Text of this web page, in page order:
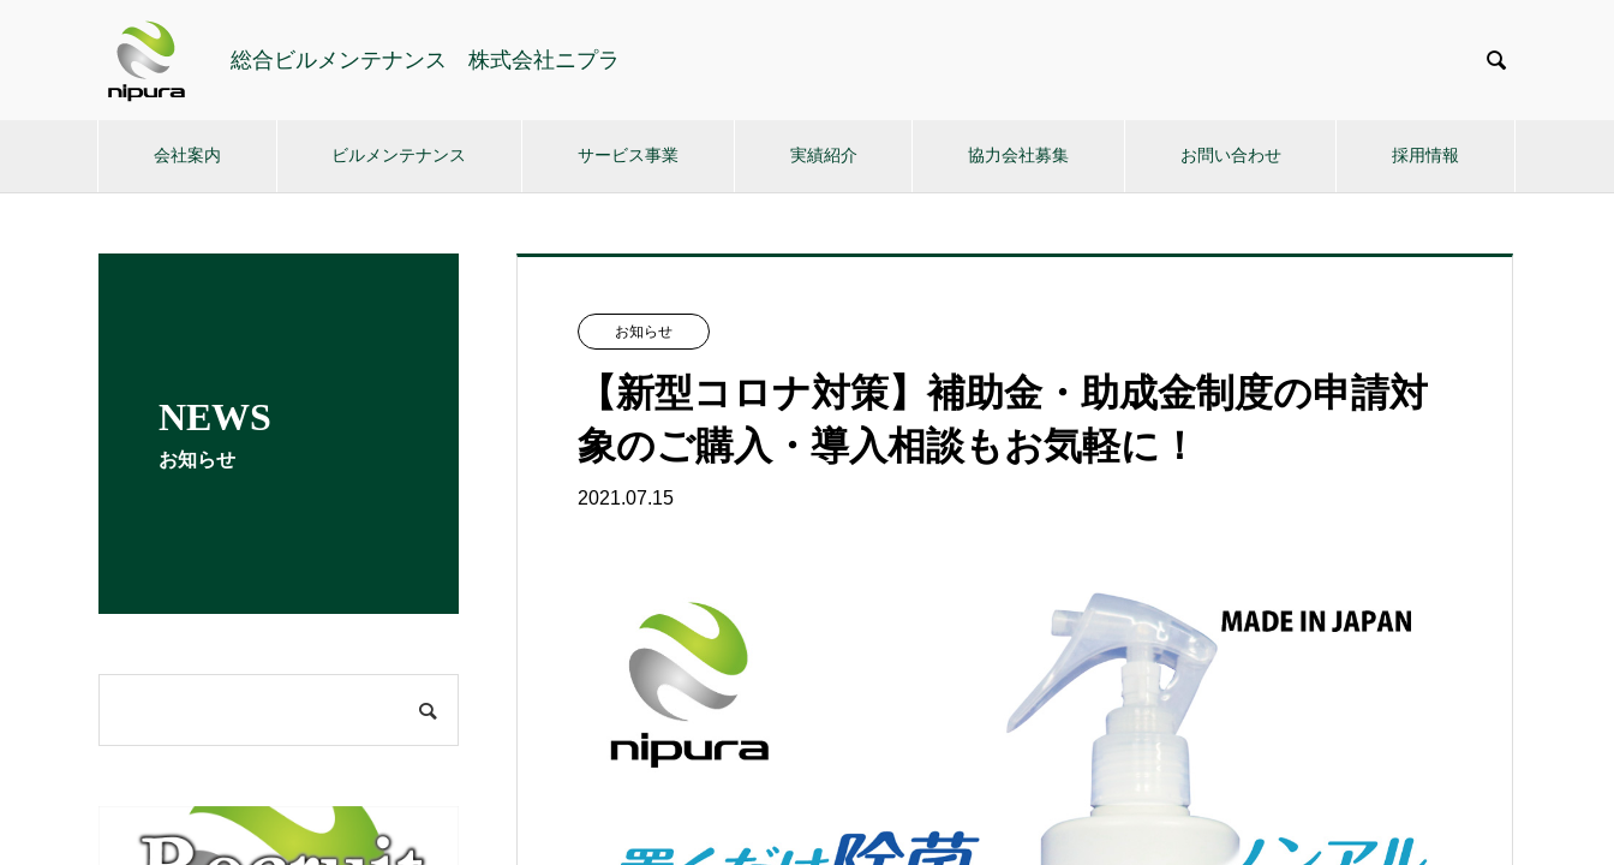
総合ビルメンテナンス 株式会社ニプラ 
会社案内 ビルメンテナンス サービス事業 実績紹介 協力会社募集 お問い合わせ 採用情報
NEWS
お知らせ
お知らせ
【新型コロナ対策】補助金・助成金制度の申請対
象のご購入・導入相談もお気軽に！
2021.07.15